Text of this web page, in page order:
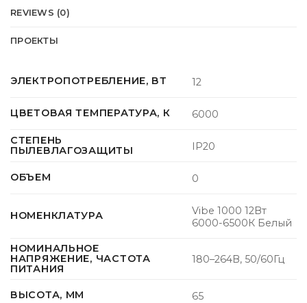
REVIEWS (0)
ПРОЕКТЫ
ЭЛЕКТРОПОТРЕБЛЕНИЕ, ВТ 12
ЦВЕТОВАЯ ТЕМПЕРАТУРА, К 6000
СТЕПЕНЬ
ПЫЛЕВЛАГОЗАЩИТЫ
IP20
ОБЪЕМ 0
НОМЕНКЛАТУРА
Vibe 1000 12Вт
6000-6500К Белый
НОМИНАЛЬНОЕ
НАПРЯЖЕНИЕ, ЧАСТОТА
ПИТАНИЯ
180–264В, 50/60Гц
ВЫСОТА, ММ 65